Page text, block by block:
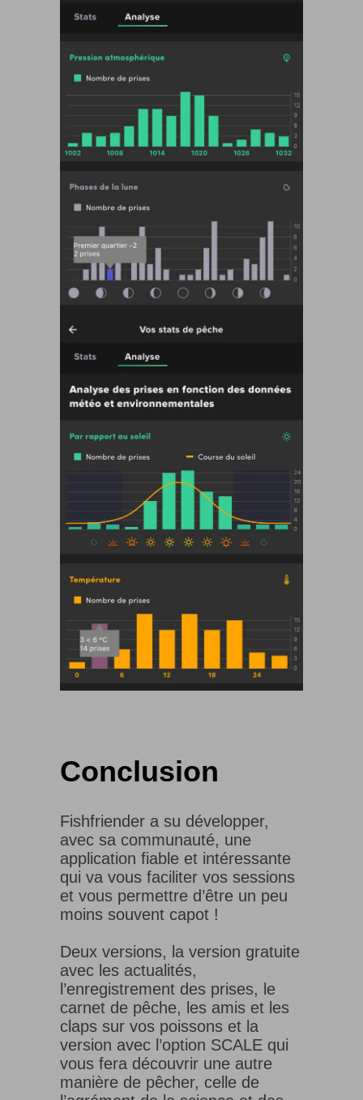
Conclusion
Fishfriender a su développer,
avec sa communauté, une
application fiable et intéressante
qui va vous faciliter vos sessions
et vous permettre d’être un peu
moins souvent capot !
Deux versions, la version gratuite
avec les actualités,
l’enregistrement des prises, le
carnet de pêche, les amis et les
claps sur vos poissons et la
version avec l’option SCALE qui
vous fera découvrir une autre
manière de pêcher, celle de